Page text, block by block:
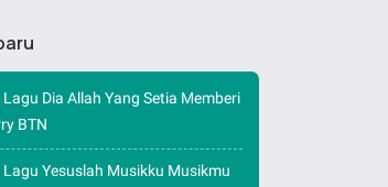
Lagu Dia Allah Yang Setia Memberi
BTN
Lagu Yesuslah Musikku Musikmu